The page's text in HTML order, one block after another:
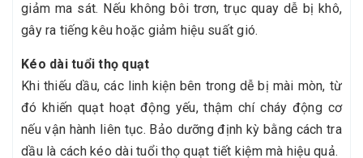
giảm ma sát. Nếu không bôi trơn, trục quay dễ bị khô,
gây ra tiếng kêu hoặc giảm hiệu suất gió.
Kéo dài tuổi thọ quạt
Khi thiếu dầu, các linh kiện bên trong dễ bị mài mòn, từ
đó khiến quạt hoạt động yếu, thậm chí cháy động cơ
nếu vận hành liên tục. Bảo dưỡng định kỳ bằng cách tra
dầu là cách kéo dài tuổi thọ quạt tiết kiệm mà hiệu quả.